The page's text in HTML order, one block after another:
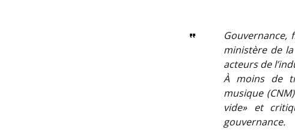
ministère de
acteurs de
À moins de
musique
vide» et
gouvernance.